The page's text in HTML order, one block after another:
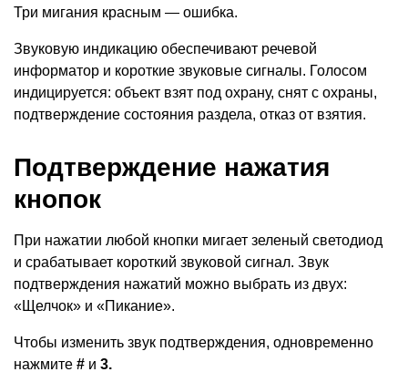
Три мигания красным — ошибка.
Звуковую индикацию обеспечивают речевой
информатор и короткие звуковые сигналы. Голосом
индицируется: объект взят под охрану, снят с охраны,
подтверждение состояния раздела, отказ от взятия.
Подтверждение нажатия
кнопок
При нажатии любой кнопки мигает зеленый светодиод
и срабатывает короткий звуковой сигнал. Звук
подтверждения нажатий можно выбрать из двух:
«Щелчок» и «Пикание».
Чтобы изменить звук подтверждения, одновременно
нажмите # и 3.